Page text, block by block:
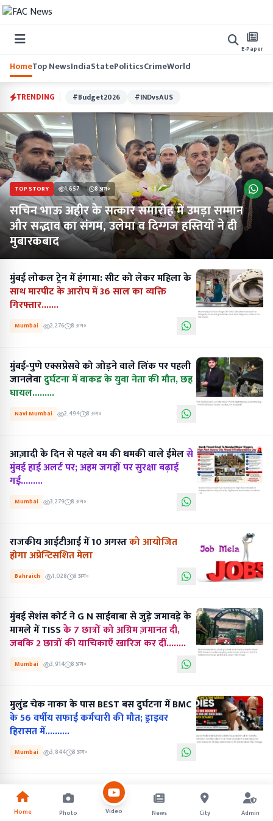
E-Paper
HomeTop NewsIndiaStatePoliticsCrimeWorld
TRENDING #Budget2026 #INDvsAUS
TOP STORY 1,657 8 अग॰
सचिन भाऊ अहीर के सत्कार समारोह में उमड़ा सम्मान
और सद्भाव का संगम, उलेमा व दिग्गज हस्तियों ने दी
मुबारकबाद
मुंबई लोकल ट्रेन में हंगामा: सीट को लेकर महिला के
साथ मारपीट के आरोप में 36 साल का व्यक्ति
गिरफ्तार.......
Mumbai 2,276 8 अग॰
मुंबई-पुणे एक्सप्रेसवे को जोड़ने वाले लिंक पर पहली
जानलेवादुर्घटना में वाकड के युवा नेता की मौत, छह
घायल.........
Navi Mumbai 2,494 8 अग॰
आज़ादी के दिन से पहले बम की धमकी वाले ईमेलसे
मुंबई हाई अलर्ट पर; अहम जगहों पर सुरक्षा बढ़ाई
गई.........
Mumbai 3,279 8 अग॰
राजकीय आईटीआई में 10 अगस्तको आयोजित
होगा अप्रेन्टिसशित मेला
Bahraich 1,028 8 अग॰
मुंबई सेशंस कोर्ट ने G N साईबाबा से जुड़े जमावड़े के
मामले में TISSके 7 छात्रों को अग्रिम ज़मानत दी,
जबकि 2 छात्रों की याचिकाएँ खारिज कर दीं........
Mumbai 3,914 8 अग॰
मुलुंड चेक नाका के पास BEST बस दुर्घटना में BMC
के 56 वर्षीय सफाई कर्मचारी की मौत; ड्राइवर
हिरासत में..........
Mumbai 3,844 8 अग॰
Home Photo Video News City Admin